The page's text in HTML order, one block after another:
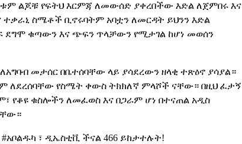
ልጆቹ የፍትህ እርምጃ ለመውሰድ ያቀረበችው እድል ለጀምበሩ እና
ተቃራኒ ስሜቶች ቢኖሩባትም አባቷን ለመርዳት ይህንን እድል
ደግሞ ቁጣውን እና ጭፍን ጥላቻውን የሚታገል ከሆነ መወሰን
መታሰር በቤተሰባቸው ላይ ያሳደረውን ዘላቂ ተጽዕኖ ያሳያል።
ለደረሰባቸው የስሜት ቀውስ ትክክለኛ ምላሾች ናቸው። በዚህ ፈታኝ
የቆዩ ቁስሎችን ለመፈወስ እና በጋራም ሆነ በተናጠል አዲስ
#አቦልዱካ ፣ ዲኤስቲቪ ችናል 466 ይከታተሉት!